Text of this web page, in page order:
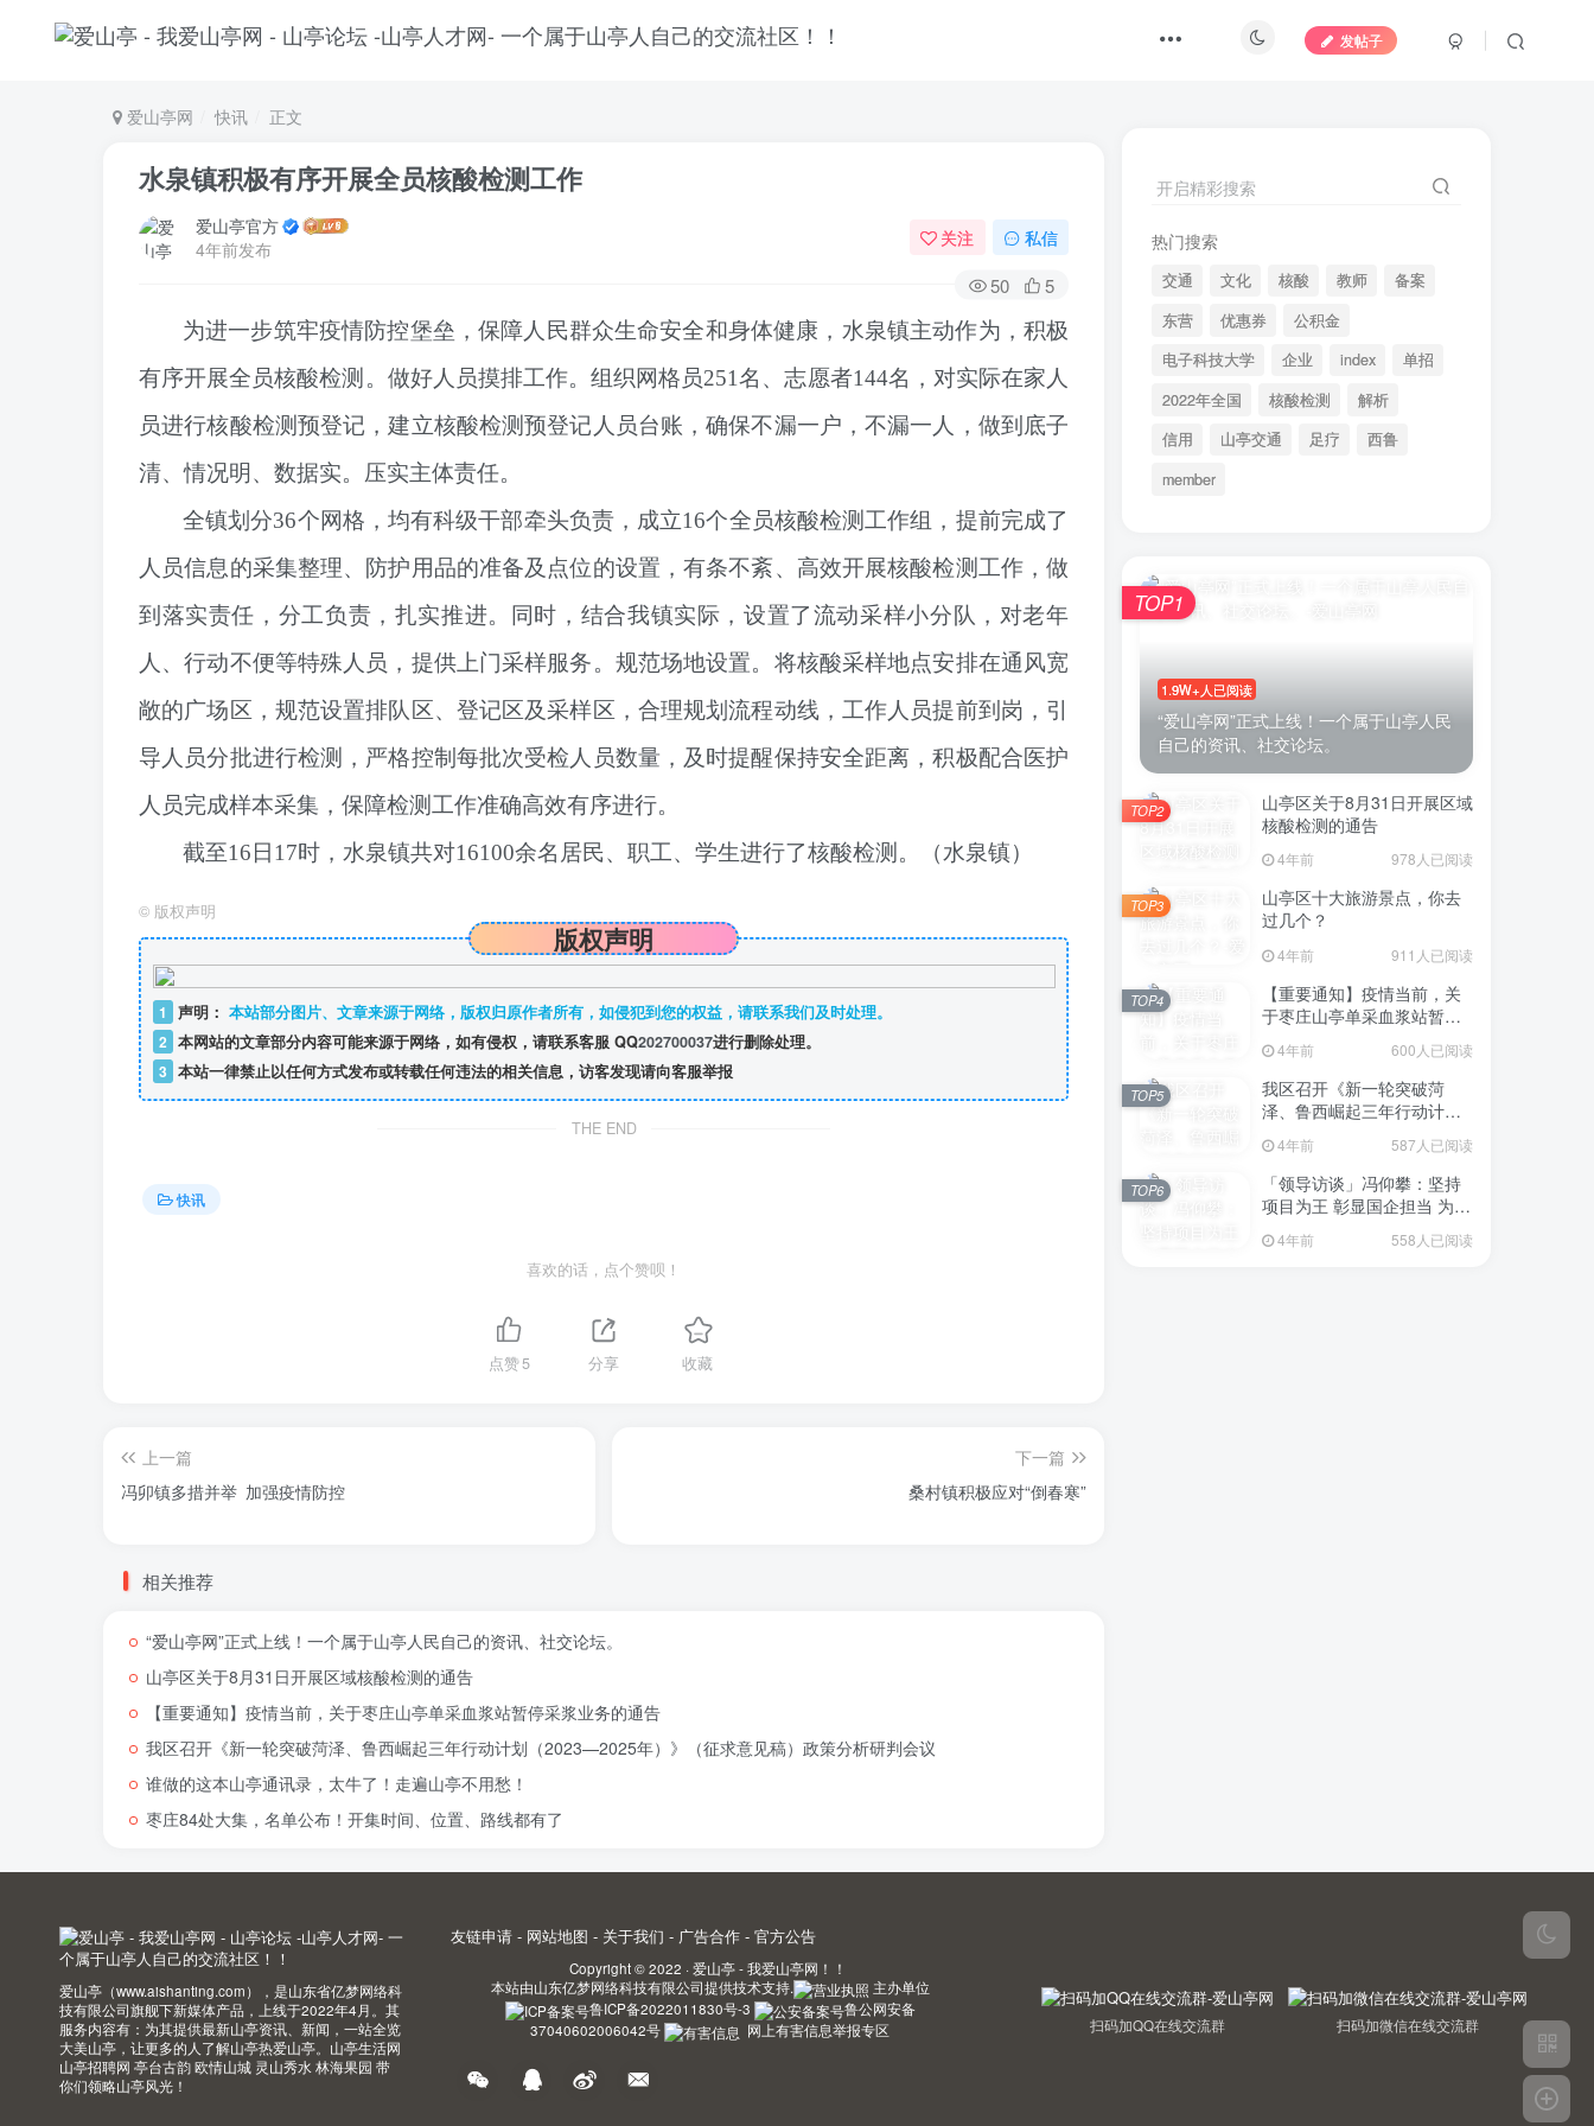
发帖子
爱山亭网 快讯 正文
水泉镇积极有序开展全员核酸检测工作
爱山亭官方
4年前发布
关注 私信
50
5
为进一步筑牢疫情防控堡垒，保障人民群众生命安全和身体健康，水泉镇主动作为，积极
有序开展全员核酸检测。 做好人员摸排工作。组织网格员251名、志愿者144名，对实际在家人
员进行核酸检测预登记，建立核酸检测预登记人员台账，确保不漏一户，不漏一人，做到底子
清、情况明、数据实。 压实主体责任。
全镇划分36个网格，均有科级干部牵头负责，成立16个全员核酸检测工作组，提前完成了
人员信息的采集整理、防护用品的准备及点位的设置，有条不紊、高效开展核酸检测工作，做
到落实责任，分工负责，扎实推进。同时，结合我镇实际，设置了流动采样小分队，对老年
人、行动不便等特殊人员，提供上门采样服务。 规范场地设置。 将核酸采样地点安排在通风宽
敞的广场区，规范设置排队区、登记区及采样区，合理规划流程动线，工作人员提前到岗，引
导人员分批进行检测，严格控制每批次受检人员数量，及时提醒保持安全距离，积极配合医护
人员完成样本采集，保障检测工作准确高效有序进行。
截至16日17时，水泉镇共对16100余名居民、职工、学生进行了核酸检测。（水泉镇）
© 版权声明
版权声明
1 声明： 本站部分图片、文章来源于网络，版权归原作者所有，如侵犯到您的权益，请联系我们及时处理。
2 本网站的文章部分内容可能来源于网络，如有侵权，请联系客服 QQ202700037进行删除处理。
3 本站一律禁止以任何方式发布或转载任何违法的相关信息，访客发现请向客服举报
THE END
快讯
喜欢的话，点个赞呗！
点赞5 分享 收藏
上一篇
冯卯镇多措并举 加强疫情防控
下一篇
桑村镇积极应对“倒春寒”
相关推荐
“爱山亭网”正式上线！一个属于山亭人民自己的资讯、社交论坛。
山亭区关于8月31日开展区域核酸检测的通告
【重要通知】疫情当前，关于枣庄山亭单采血浆站暂停采浆业务的通告
我区召开《新一轮突破菏泽、鲁西崛起三年行动计划（2023—2025年）》（征求意见稿）政策分析研判会议
谁做的这本山亭通讯录，太牛了！走遍山亭不用愁！
枣庄84处大集，名单公布！开集时间、位置、路线都有了
开启精彩搜索
热门搜索
交通 文化 核酸 教师
备案
东营
优惠券
公积金
电子科技大学
企业 index
单招
2022年全国
核酸检测
解析
信用
山亭交通 足疗
西鲁
member
1.9W+人已阅读
“爱山亭网”正式上线！一个属于山亭人民
自己的资讯、社交论坛。
TOP1
山亭区关于8月31日开展区域
核酸检测的通告
4年前 978人已阅读
TOP2
山亭区十大旅游景点，你去
过几个？
4年前 911人已阅读
TOP3
【重要通知】疫情当前，关
于枣庄山亭单采血浆站暂停
4年前 600人已阅读
TOP4
我区召开《新一轮突破菏
泽、鲁西崛起三年行动计划
意见稿）政策分析研判会议
4年前 587人已阅读
TOP5
「领导访谈」冯仰攀：坚持
项目为王 彰显国企担当 为全
点项目建设贡献“交发力量”
4年前 558人已阅读
TOP6
爱山亭（www.aishanting.com），是山东省亿梦网络科
技有限公司旗舰下新媒体产品，上线于2022年4月。其
服务内容有：为其提供最新山亭资讯、新闻，一站全览
大美山亭，让更多的人了解山亭热爱山亭。山亭生活网
山亭招聘网 亭台古韵 欧情山城 灵山秀水 林海果园 带
你们领略山亭风光！
友链申请 - 网站地图 - 关于我们 - 广告合作 - 官方公告
Copyright © 2022 · 爱山亭 - 我爱山亭网！！
本站由山东亿梦网络科技有限公司提供技术支持.
主办单位
鲁ICP备2022011830号-3
鲁公网安备
37040602006042号
网上有害信息举报专区 扫码加QQ在线交流群 扫码加微信在线交流群